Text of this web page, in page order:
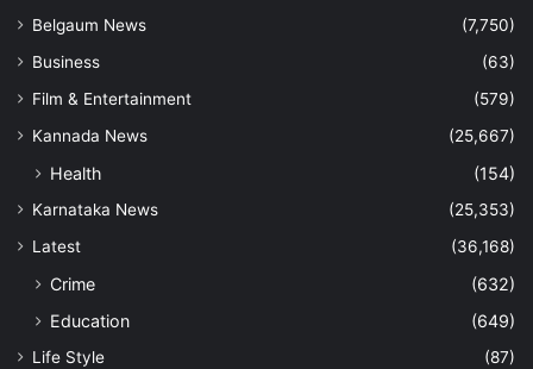
Belgaum News
(7,750)
Business
(63)
Film & Entertainment
(579)
Kannada News
(25,667)
Health (154)
Karnataka News
(25,353)
Latest
(36,168)
Crime
(632)
Education
(649)
Life Style
(87)